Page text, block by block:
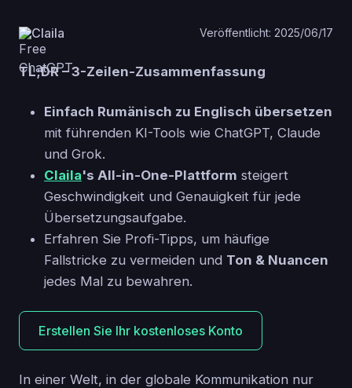
Claila Veröffentlicht: 2025/06/17
TL;DR – 3-Zeilen-Zusammenfassung
Einfach Rumänisch zu Englisch übersetzen
mit führenden KI-Tools wie ChatGPT, Claude
und Grok.
Claila's All-in-One-Plattform steigert
Geschwindigkeit und Genauigkeit für jede
Übersetzungsaufgabe.
Erfahren Sie Profi-Tipps, um häufige
Fallstricke zu vermeiden und Ton & Nuancen
jedes Mal zu bewahren.
Erstellen Sie Ihr kostenloses Konto
In einer Welt, in der globale Kommunikation nur